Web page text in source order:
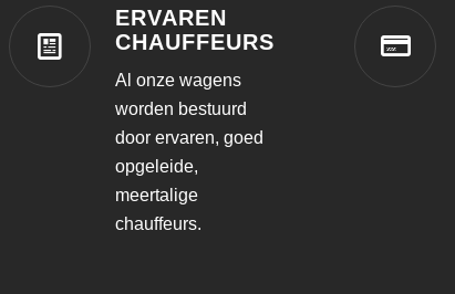
ERVAREN
CHAUFFEURS
Al onze wagens
worden bestuurd
door ervaren, goed
opgeleide,
meertalige
chauffeurs.